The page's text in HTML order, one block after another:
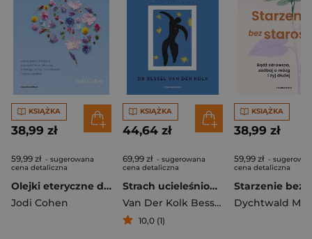
KSIĄŻKA
38,99 zł
59,99 zł - sugerowana
cena detaliczna
Olejki eteryczne dla zdrowego mózgu
Jodi Cohen
KSIĄŻKA
44,64 zł
69,99 zł - sugerowana
cena detaliczna
Strach ucieleśniony. Mózg, umysł i ciało w terapii traumy wyd. 2026
Van Der Kolk Bessel
10,0 (1)
KSIĄŻKA
38,99 zł
59,99 zł -
cena detaliczna